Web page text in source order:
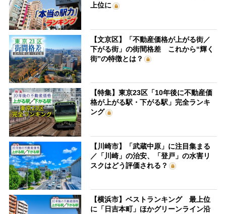
上位に
【文京区】「不動産価格が上がる街／
下がる街」の街間格差 これから“輝く
街”の特徴とは？
【特集】東京23区「10年後に不動産価
格が上がる駅・下がる駅」完全ランキ
ング
【川崎市】「武蔵中原」に注目集まる
／「川崎」の治安、「登戸」の水害リ
スクはどう評価される？
【横浜市】ベストランキング 最上位
に「日吉本町」ほかグリーンライン沿